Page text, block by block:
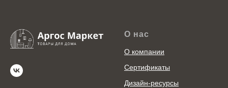
О нас
О компании
Сертификаты
Дизайн-ресурсы